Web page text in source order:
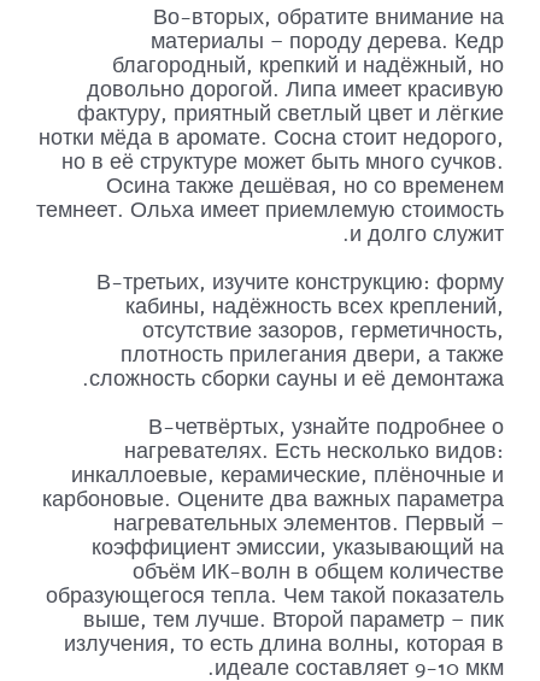
Во-вторых, обратите внимание на
материалы – породу дерева. Кедр
благородный, крепкий и надёжный, но
довольно дорогой. Липа имеет красивую
фактуру, приятный светлый цвет и лёгкие
нотки мёда в аромате. Сосна стоит недорого,
но в её структуре может быть много сучков.
Осина также дешёвая, но со временем
темнеет. Ольха имеет приемлемую стоимость
и долго служит.
В-третьих, изучите конструкцию: форму
кабины, надёжность всех креплений,
отсутствие зазоров, герметичность,
плотность прилегания двери, а также
сложность сборки сауны и её демонтажа.
В-четвёртых, узнайте подробнее о
нагревателях. Есть несколько видов:
инкаллоевые, керамические, плёночные и
карбоновые. Оцените два важных параметра
нагревательных элементов. Первый –
коэффициент эмиссии, указывающий на
объём ИК-волн в общем количестве
образующегося тепла. Чем такой показатель
выше, тем лучше. Второй параметр – пик
излучения, то есть длина волны, которая в
идеале составляет 9-10 мкм.